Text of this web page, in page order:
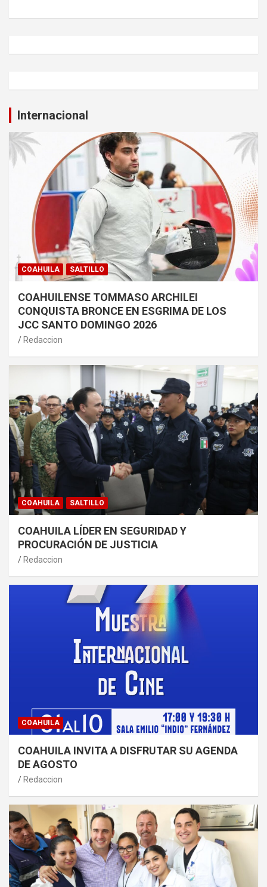
Internacional
COAHUILA SALTILLO
COAHUILENSE TOMMASO ARCHILEI
CONQUISTA BRONCE EN ESGRIMA DE LOS
JCC SANTO DOMINGO 2026
Redaccion
COAHUILA SALTILLO
COAHUILA LÍDER EN SEGURIDAD Y
PROCURACIÓN DE JUSTICIA
Redaccion
COAHUILA
COAHUILA INVITA A DISFRUTAR SU AGENDA
DE AGOSTO
Redaccion